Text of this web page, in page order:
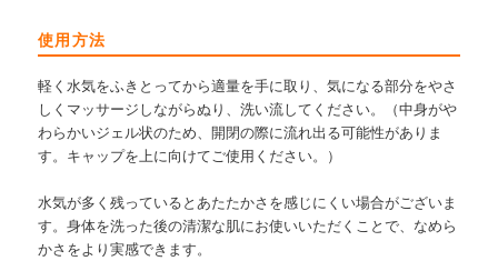
使用方法
軽く水気をふきとってから適量を手に取り、気になる部分をやさ
しくマッサージしながらぬり、洗い流してください。（中身がや
わらかいジェル状のため、開閉の際に流れ出る可能性がありま
す。キャップを上に向けてご使用ください。）
水気が多く残っているとあたたかさを感じにくい場合がございま
す。身体を洗った後の清潔な肌にお使いいただくことで、なめら
かさをより実感できます。